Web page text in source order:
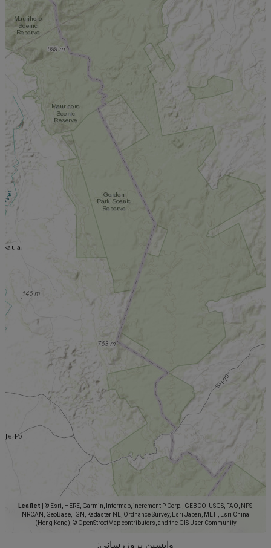
Leaflet
© Esri, HERE, Garmin, Intermap, increment P Corp., GEBCO, USGS, FAO, NPS,
NRCAN, GeoBase, IGN, Kadaster NL, Ordnance Survey, Esri Japan, METI, Esri China
(Hong Kong), © OpenStreetMap contributors, and the GIS User Community
واپسین بروزرسانی: